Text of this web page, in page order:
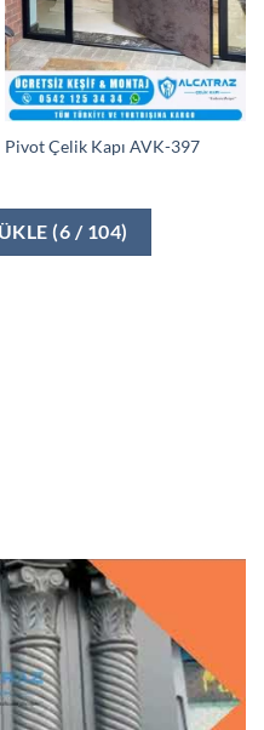
Pivot Çelik Kapı AVK-397
(6 / 104)